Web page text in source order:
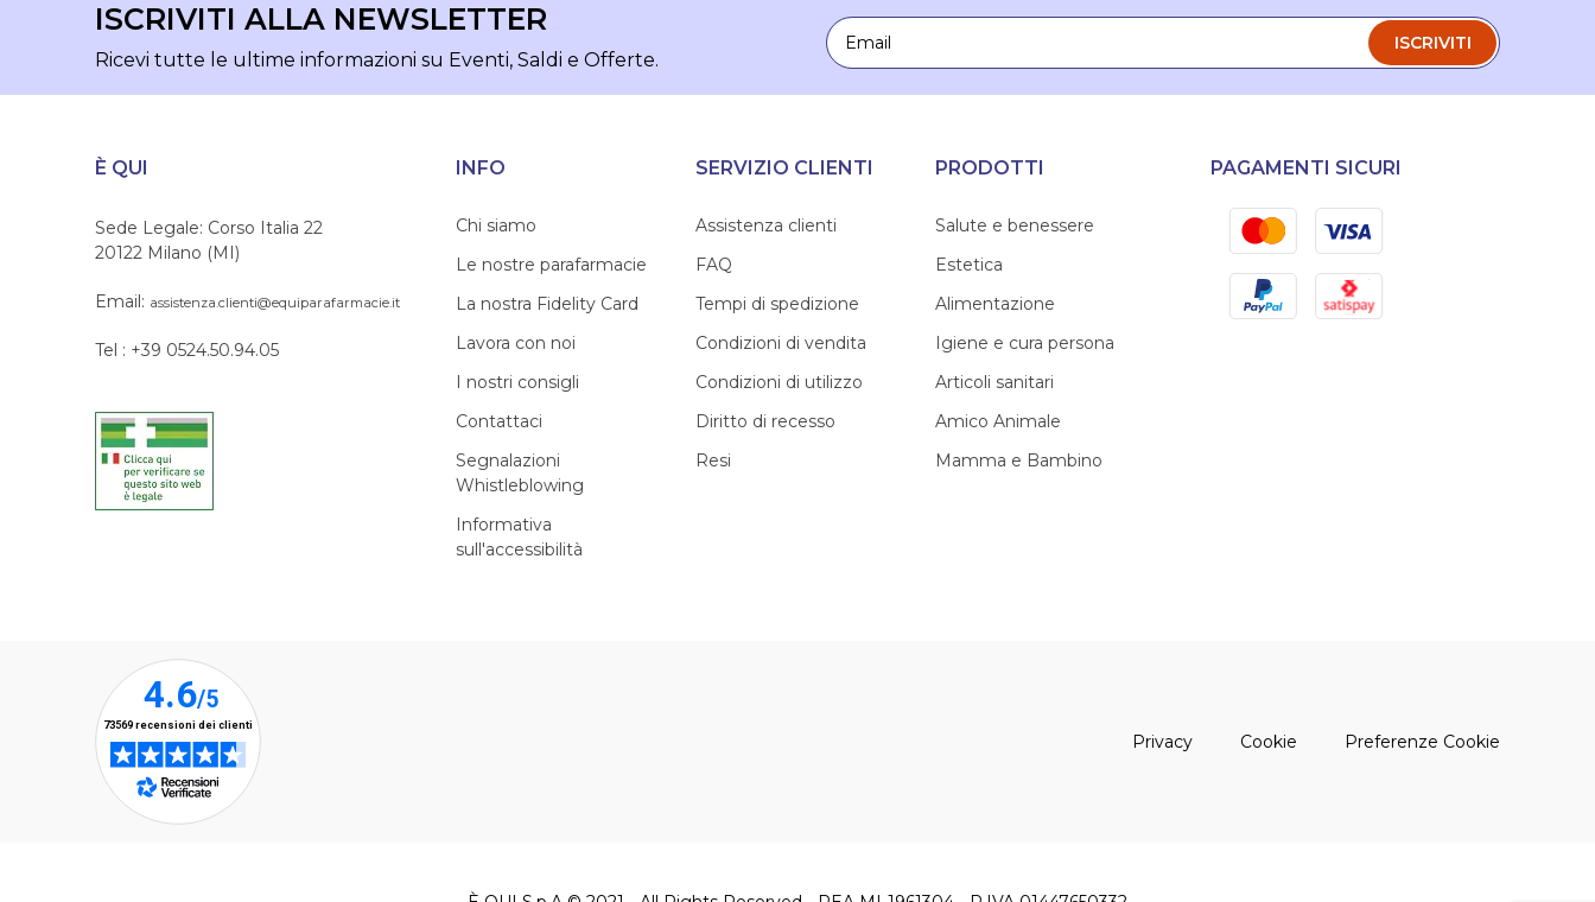
ISCRIVITI ALLA NEWSLETTER
Ricevi tutte le ultime informazioni su Eventi, Saldi e Offerte.
Email
ISCRIVITI
È QUI
Sede Legale: Corso Italia 22
20122 Milano (MI)
Email: assistenza.clienti@equiparafarmacie.it
Tel : +39 0524.50.94.05
INFO
Chi siamo
Le nostre parafarmacie
La nostra Fidelity Card
Lavora con noi
I nostri consigli
Contattaci
Segnalazioni
Whistleblowing
Informativa
sull'accessibilità
SERVIZIO CLIENTI
Assistenza clienti
FAQ
Tempi di spedizione
Condizioni di vendita
Condizioni di utilizzo
Diritto di recesso
Resi
PRODOTTI
Salute e benessere
Estetica
Alimentazione
Igiene e cura persona
Articoli sanitari
Amico Animale
Mamma e Bambino
PAGAMENTI SICURI
MastercardVisa
PayPal Satispay
Privacy(apre una nuova finestra)
Cookie (apre una nuova finestra)
Preferenze Cookie